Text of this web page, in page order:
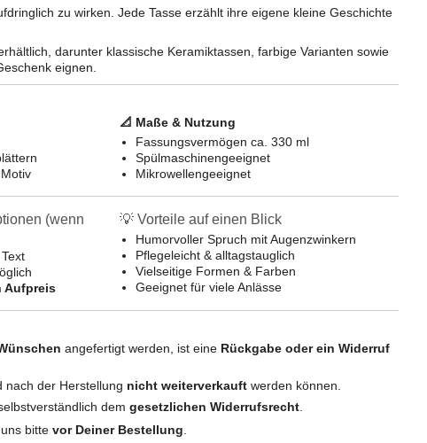
zu wirken. Jede Tasse erzählt ihre eigene kleine Geschichte
darunter klassische Keramiktassen, farbige Varianten sowie
eignen.
📐 Maße & Nutzung
Fassungsvermögen ca. 330 ml
Spülmaschinengeeignet
Mikrowellengeeignet
(wenn
Aufpreis
💡 Vorteile auf einen Blick
Humorvoller Spruch mit Augenzwinkern
Pflegeleicht & alltagstauglich
Vielseitige Formen & Farben
Geeignet für viele Anlässe
angefertigt werden, ist eine Rückgabe oder ein Widerruf
nach der Herstellung nicht weiterverkauft werden können.
dem gesetzlichen Widerrufsrecht.
bitte vor Deiner Bestellung.